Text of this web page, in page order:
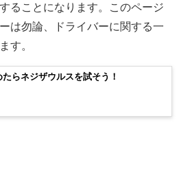
ることになります。このページ
は勿論、ドライバーに関する一
す。
らネジザウルスを試そう！